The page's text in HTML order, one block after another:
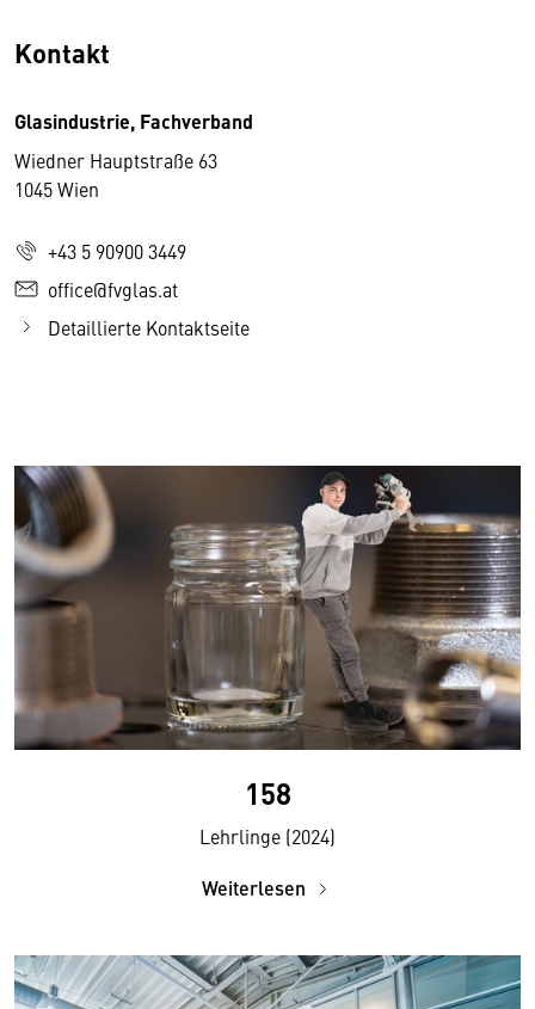
Kontakt
Glasindustrie, Fachverband
Wiedner Hauptstraße 63
1045 Wien
+43 5 90900 3449
office@fvglas.at
Detaillierte Kontaktseite
158
Lehrlinge (2024)
Weiterlesen